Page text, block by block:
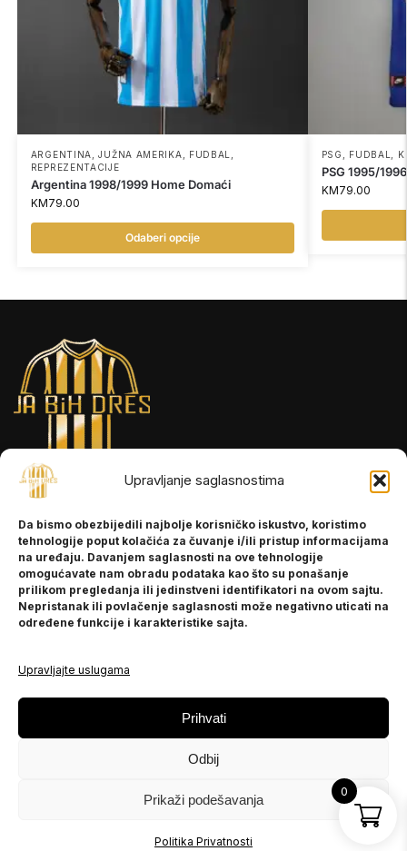
Upravljanje saglasnostima
Da bismo obezbijedili najbolje korisničko iskustvo, koristimo
tehnologije poput kolačića za čuvanje i/ili pristup informacijama
na uređaju. Davanjem saglasnosti na ove tehnologije
omogućavate nam obradu podataka kao što su ponašanje
prilikom pregledanja ili jedinstveni identifikatori na ovom sajtu.
Nepristanak ili povlačenje saglasnosti može negativno uticati na
određene funkcije i karakteristike sajta.
Upravljajte uslugama
Prihvati
Odbij
Prikaži podešavanja
Politika Privatnosti
ARGENTINA ,JUŽNA AMERIKA FUDBAL
REPREZENTACIJE
Argentina 1998/1999 Home Domaći
KM79.00
Odaberi opcije
PSG FUDBAL
PSG 1995/
KM79.00
INFORMACIJE
O nama
Kontakt
POMOĆ
Politika privatnosti
PRATITE NAS
Instagram
0